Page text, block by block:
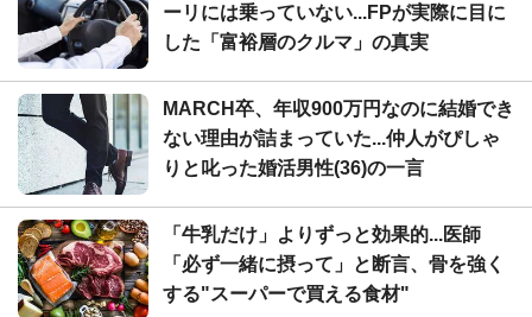
ーリには乗っていない...FPが実際に目に
した「富裕層のクルマ」の真実
MARCH卒、年収900万円なのに結婚でき
ない理由が詰まっていた...仲人がぴしゃ
りと叱った婚活男性(36)の一言
「牛乳だけ」よりずっと効果的...医師
「必ず一緒に摂って」と断言、骨を強く
する"スーパーで買える食材"